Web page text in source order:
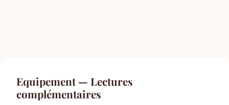
Equipement — Lectures
complémentaires